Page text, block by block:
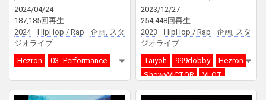
2024/04/24
187,185回再生
2024
HipHop / Rap
企画, スタ
ジオライブ
Hezron
03- Performance
2023/12/27
254,448回再生
2023
HipHop / Rap
企画, スタ
ジオライブ
Taiyoh
999dobby
Hezron
ShowyVICTOR
VLOT
Red Bull RASEN